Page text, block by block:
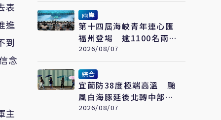
表
進
到
念
主
兩岸
第十四屆海峽青年連心匯
福州登場 逾1100名兩岸
青年參與交流
2026/08/07
綜合
宜蘭防38度極端高溫 颱
風白海豚延後北轉中部以
北父親節防豪大雨
2026/08/07